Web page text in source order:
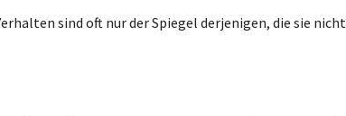
sind oft nur der Spiegel derjenigen, die sie nicht